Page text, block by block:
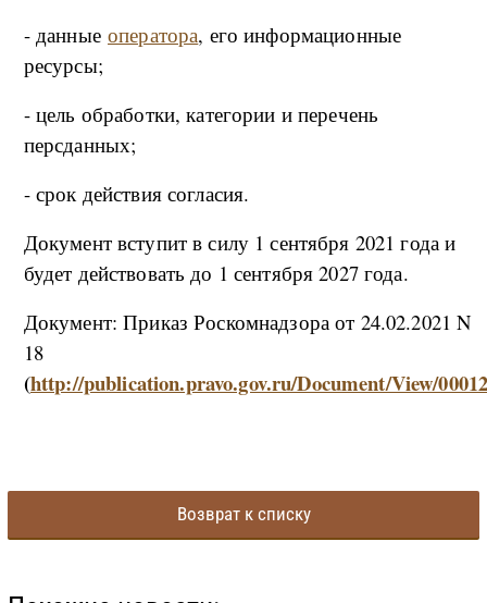
- данныеоператора, его информационные
ресурсы;
- цель обработки, категории и перечень
персданных;
- срок действия согласия.
Документ вступит в силу 1 сентября 2021 года и
будет действовать до 1 сентября 2027 года.
Документ: Приказ Роскомнадзора от 24.02.2021 N
18
(http://publication.pravo.gov.ru/Document/View/
Возврат к списку